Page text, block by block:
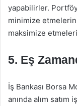
yapabilirler.
minimize
maksimize
5. Eş
İş Bankası Borsa
anında alım